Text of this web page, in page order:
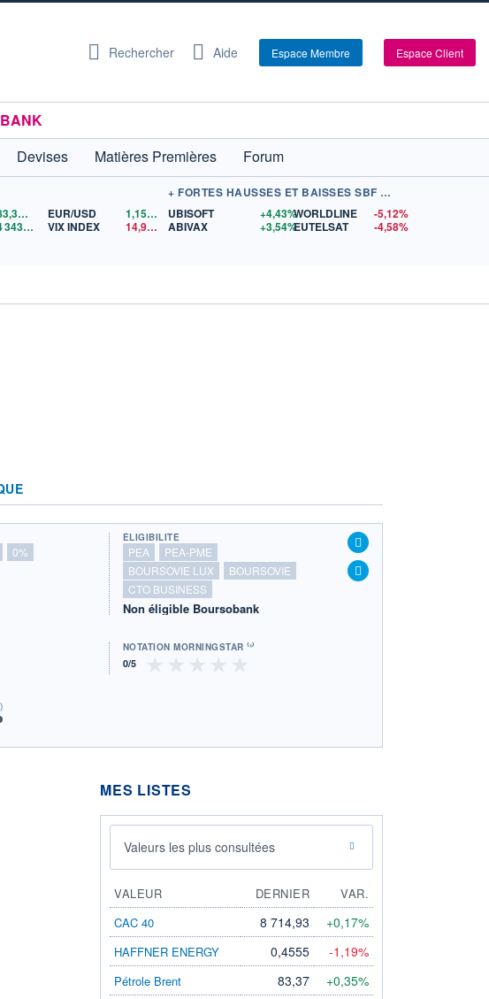
Rechercher Aide Espace Membre Espace Client
Devises Matières Premières
Forum
83,35$US
4 343,91 $US
EUR/USD 1,1560
$US
VIX INDEX
14,94$US
+ FORTES HAUSSES ET BAISSES SBF 120
UBISOFT
+4,43%
ABIVAX
+3,54%
WORLDLINE
-5,12%
EUTELSAT
-4,58%
0%
ÉLIGIBILITÉ
PEA
PEA-PME
BOURSOVIE LUX
BOURSOVIE
CTO BUSINESS
Non éligible Boursobank
NOTATION MORNINGSTAR ⁽¹⁾
MES LISTES
Valeurs les plus consultées
VALEUR DERNIER
VAR.
CAC 40
8 714,93 +0,17%
HAFFNER ENERGY 0,4555 -1,19%
Pétrole Brent 83,37 +0,35%